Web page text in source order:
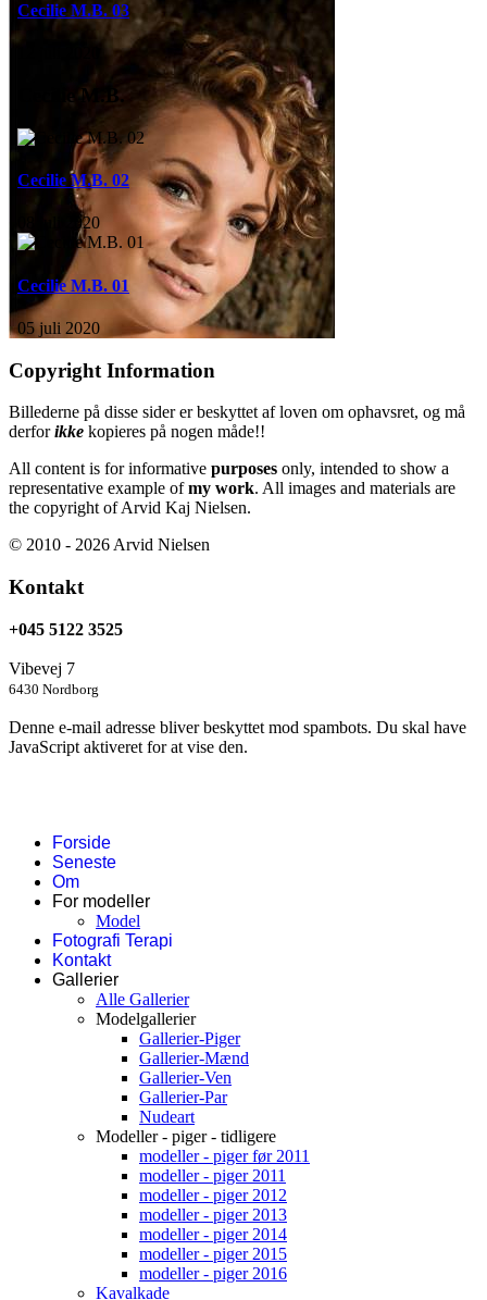
Cecilie M.B. 03
Cecilie M.B.
Cecilie M.B. 02
08 juli 2020
Cecilie M.B. 01
05 juli 2020
Copyright Information
Billederne på disse sider er beskyttet af loven om ophavsret, og må
derforikke kopieres på nogen måde!!
All content is for informative purposes only, intended to show a
representative example ofmy work. All images and materials are
the copyright of Arvid Kaj Nielsen.
© 2010 - 2026 Arvid Nielsen
Kontakt
+045 5122 3525
Vibevej 7
6430 Nordborg
Denne e-mail adresse bliver beskyttet mod spambots. Du skal have
JavaScript aktiveret for at vise den.
Forside
Seneste
Om
For modeller
Model
Fotografi Terapi
Kontakt
Gallerier
Alle Gallerier
Modelgallerier
Gallerier-Piger
Gallerier-Mænd
Gallerier-Ven
Gallerier-Par
Nudeart
Modeller - piger - tidligere
modeller - piger før 2011
modeller - piger 2011
modeller - piger 2012
modeller - piger 2013
modeller - piger 2014
modeller - piger 2015
modeller - piger 2016
Kavalkade